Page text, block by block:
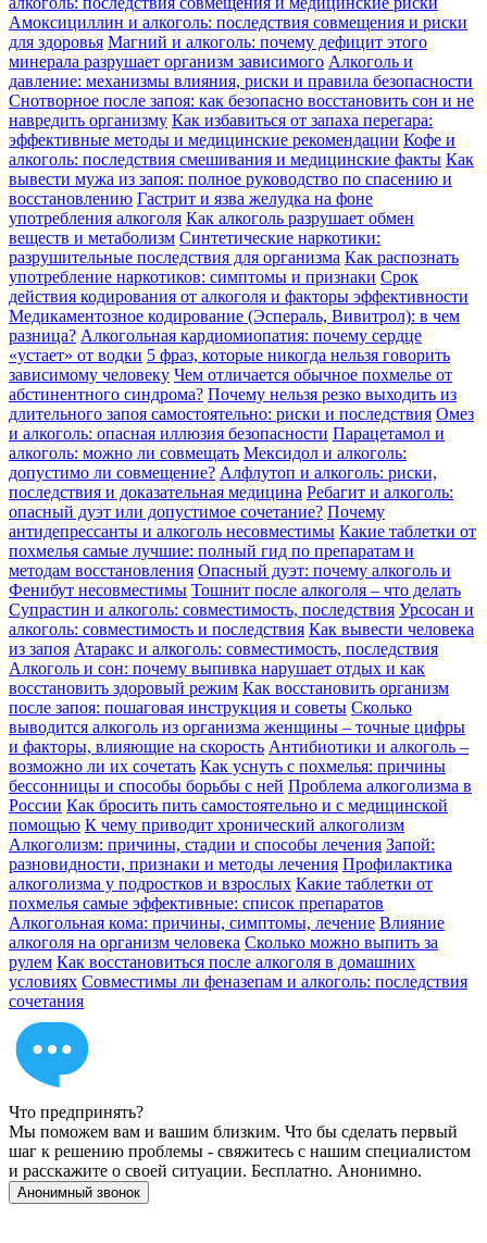
Амоксициллин и алкоголь: последствия совмещения и риски
для здоровья Магний и алкоголь: почему дефицит этого
минерала разрушает организм зависимого Алкоголь и
давление: механизмы влияния, риски и правила безопасности
Снотворное после запоя: как безопасно восстановить сон и не
навредить организму Как избавиться от запаха перегара:
эффективные методы и медицинские рекомендации Кофе и
алкоголь: последствия смешивания и медицинские факты Как
вывести мужа из запоя: полное руководство по спасению и
восстановлению Гастрит и язва желудка на фоне
употребления алкоголя Как алкоголь разрушает обмен
веществ и метаболизм Синтетические наркотики:
разрушительные последствия для организма Как распознать
употребление наркотиков: симптомы и признаки Срок
действия кодирования от алкоголя и факторы эффективности
Медикаментозное кодирование (Эспераль, Вивитрол): в чем
разница? Алкогольная кардиомиопатия: почему сердце
«устает» от водки 5 фраз, которые никогда нельзя говорить
зависимому человеку Чем отличается обычное похмелье от
абстинентного синдрома? Почему нельзя резко выходить из
длительного запоя самостоятельно: риски и последствия Омез
и алкоголь: опасная иллюзия безопасности Парацетамол и
алкоголь: можно ли совмещать Мексидол и алкоголь:
допустимо ли совмещение? Алфлутоп и алкоголь: риски,
последствия и доказательная медицина Ребагит и алкоголь:
опасный дуэт или допустимое сочетание? Почему
антидепрессанты и алкоголь несовместимы Какие таблетки от
похмелья самые лучшие: полный гид по препаратам и
методам восстановления Опасный дуэт: почему алкоголь и
Фенибут несовместимы Тошнит после алкоголя – что делать
Супрастин и алкоголь: совместимость, последствия Урсосан и
алкоголь: совместимость и последствия Как вывести человека
из запоя Атаракс и алкоголь: совместимость, последствия
Алкоголь и сон: почему выпивка нарушает отдых и как
восстановить здоровый режим Как восстановить организм
после запоя: пошаговая инструкция и советы Сколько
выводится алкоголь из организма женщины – точные цифры
и факторы, влияющие на скорость Антибиотики и алкоголь –
возможно ли их сочетать Как уснуть с похмелья: причины
бессонницы и способы борьбы с ней Проблема алкоголизма в
России Как бросить пить самостоятельно и с медицинской
помощью К чему приводит хронический алкоголизм
Алкоголизм: причины, стадии и способы лечения Запой:
разновидности, признаки и методы лечения Профилактика
алкоголизма у подростков и взрослых Какие таблетки от
похмелья самые эффективные: список препаратов
Алкогольная кома: причины, симптомы, лечение Влияние
алкоголя на организм человека Сколько можно выпить за
рулем Как восстановиться после алкоголя в домашних
условиях Совместимы ли феназепам и алкоголь: последствия
сочетания
Что предпринять?
Мы поможем вам и вашим близким. Что бы сделать первый
шаг к решению проблемы - свяжитесь с нашим специалистом
и расскажите о своей ситуации. Бесплатно. Анонимно.
Анонимный звонок